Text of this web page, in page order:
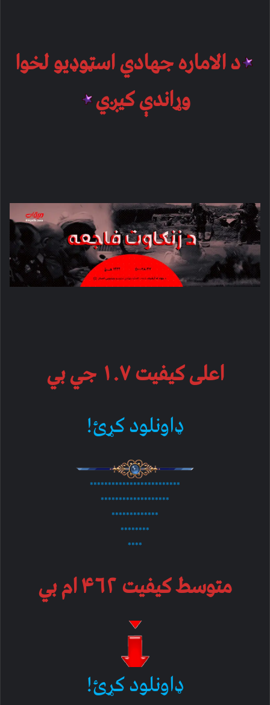
د الاماره جهادي اسټوډیو لخوا
وړاندې کیږي
اعلی کیفیت ۱.۷ جي بي
ډاونلود کړئ!
*************************
*******************
*************
********
****
متوسط کیفیت ۴۶۲ ام بي
ډاونلود کړئ!